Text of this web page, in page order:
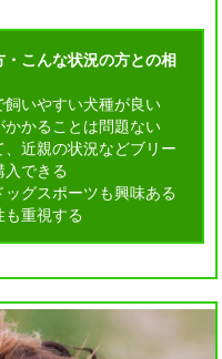
こんな状況の方との相
飼いやすい犬種が良い
かかることは問題ない
、近親の状況などブリー
入できる
ッグスポーツも興味ある
も重視する